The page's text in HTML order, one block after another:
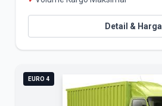
Detail & Harga
EURO 4